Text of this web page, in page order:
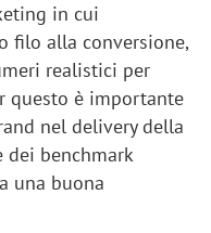
in cui
filo alla conversione,
realistici per
questo è importante
nel delivery della
dei benchmark
una buona